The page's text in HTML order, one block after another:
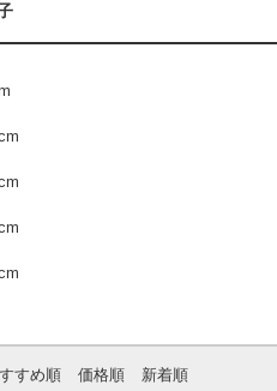
すめ順 価格順 新着順